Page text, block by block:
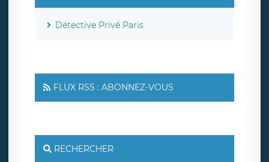
Détective Privé Paris
FLUX RSS : ABONNEZ-VOUS
RECHERCHER